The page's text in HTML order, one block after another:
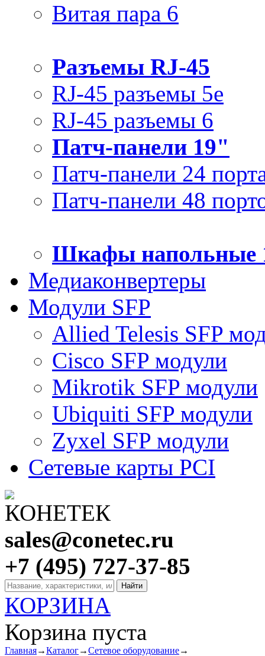
Витая пара 6
Разъемы RJ-45
RJ-45 разъемы 5e
RJ-45 разъемы 6
Патч-панели 19"
Патч-панели 24
Патч-панели 48
Шкафы напольные
Медиаконвертеры
Модули SFP
Allied Telesis SFP
Cisco SFP модули
Mikrotik SFP модули
Ubiquiti SFP модули
Zyxel SFP модули
Сетевые карты PCI
sales@conetec.ru
+7 (495) 727-37-85
КОРЗИНА
Корзина пуста
Главная→Каталог→Сетевое оборудование→